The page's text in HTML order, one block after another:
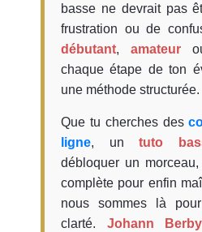
basse ne devrait pas
frustration ou de
débutant, amateur
chaque étape de ton
une méthode structurée.
Que tu cherches des
ligne, untuto
débloquer un
complète pour enfin
nous sommes là
clarté. Johann Berby